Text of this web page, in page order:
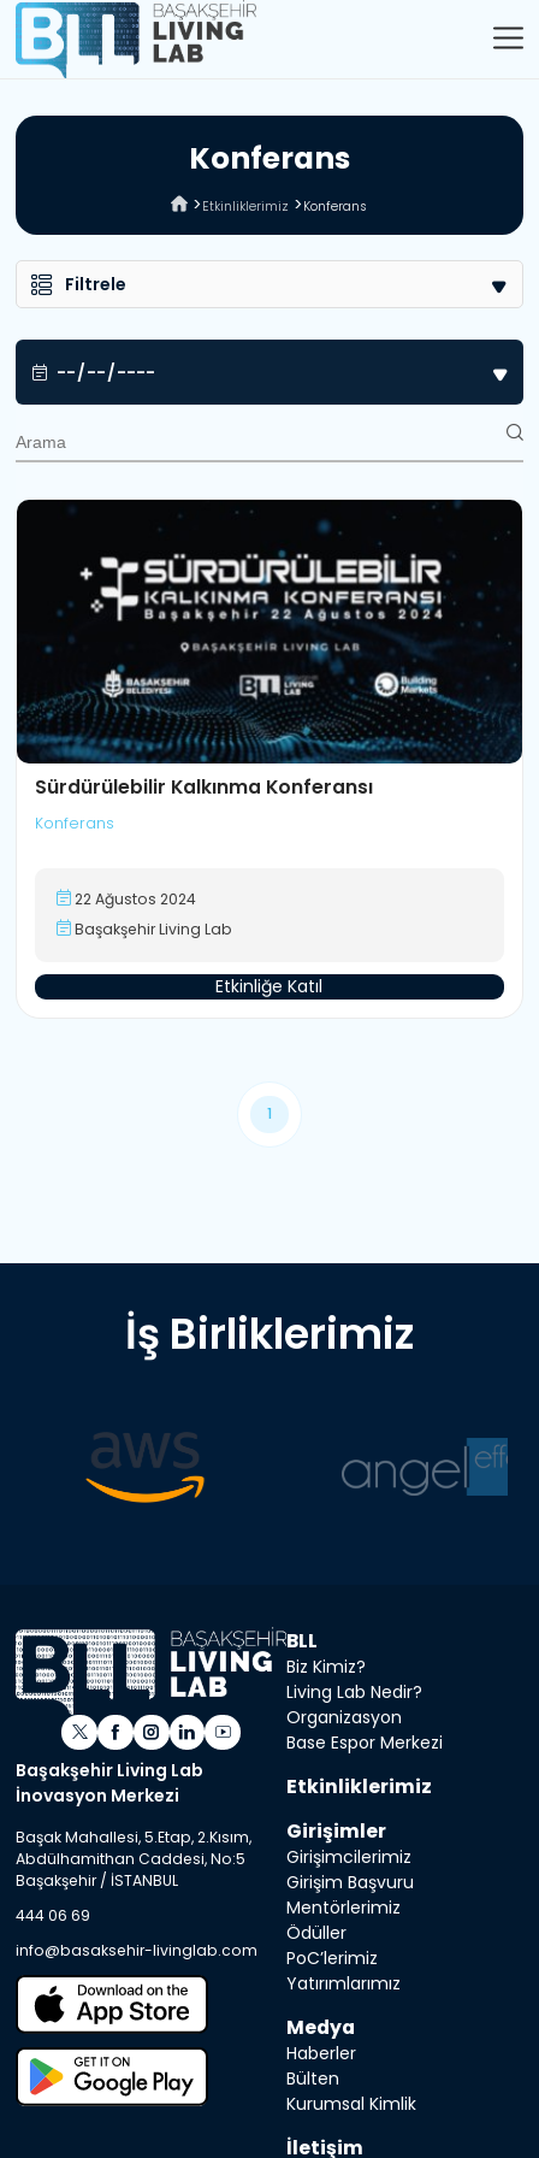
Konferans
Etkinliklerimiz Konferans
Filtrele
Sürdürülebilir Kalkınma Konferansı
Konferans
22 Ağustos 2024
Başakşehir Living Lab
Etkinliğe Katıl
1
İş Birliklerimiz
BLL
Biz Kimiz?
Living Lab Nedir?
Organizasyon
Base Espor Merkezi
Etkinliklerimiz
Girişimler
Girişimcilerimiz
Girişim Başvuru
Mentörlerimiz
Ödüller
PoC’lerimiz
Yatırımlarımız
Medya
Haberler
Bülten
Kurumsal Kimlik
İletişim
Başakşehir Living Lab
İnovasyon Merkezi
Başak Mahallesi, 5.Etap, 2.Kısım,
Abdülhamithan Caddesi, No:5
Başakşehir / İSTANBUL
444 06 69
info@basaksehir-livinglab.com